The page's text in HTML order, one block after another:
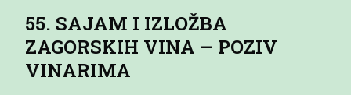
55. SAJAM I IZLOŽBA
ZAGORSKIH VINA – POZIV
VINARIMA